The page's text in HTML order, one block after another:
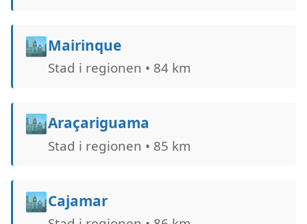
🏙️Mairinque
Stad i regionen • 84 km
🏙️Araçariguama
Stad i regionen • 85 km
🏙️Cajamar